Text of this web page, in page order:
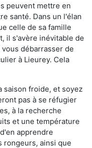
peuvent mettre en
santé. Dans un l'élan
celle de sa famille
il s'avère inévitable de
débarrasser de
à Lieurey. Cela
saison froide, et soyez
pas à se réfugier
à la recherche
et une température
apprendre
rongeurs, ainsi que